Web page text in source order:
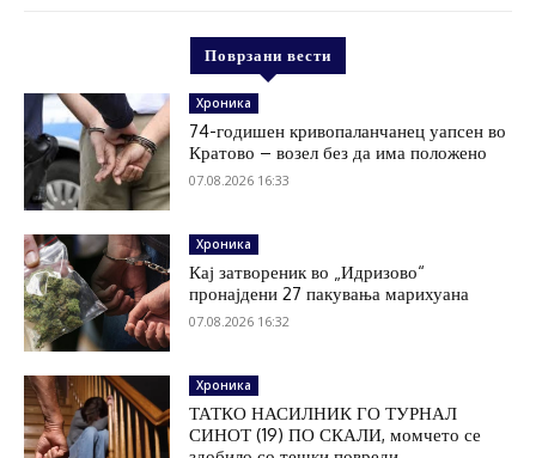
Поврзани вести
Хроника
74-годишен кривопаланчанец уапсен во
Кратово – возел без да има положено
07.08.2026 16:33
Хроника
Кај затвореник во „Идризово“
пронајдени 27 пакувања марихуана
07.08.2026 16:32
Хроника
ТАТКО НАСИЛНИК ГО ТУРНАЛ
СИНОТ (19) ПО СКАЛИ, момчето се